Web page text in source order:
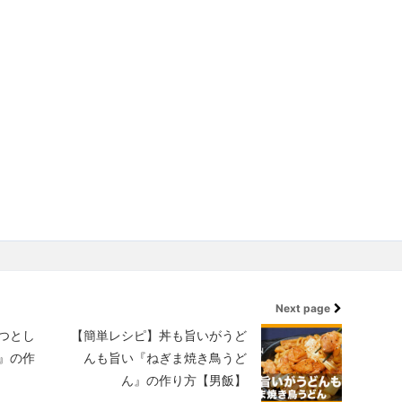
とし
の作
Next page
【簡単レシピ】丼も旨いがうど
んも旨い『ねぎま焼き鳥うど
ん』の作り方【男飯】